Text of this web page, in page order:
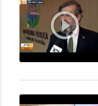
play_circle_outline